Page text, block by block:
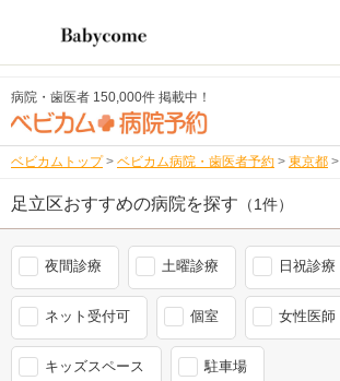
病院・歯医者 150,000件 掲載中！
ベビカムトップ > ベビカム病院・歯医者予約 > 東京都 >
足立区おすすめの病院を探す （1件）
夜間診療 土曜診療 日祝診療
ネット受付可 個室 女性医師
キッズスペース 駐車場